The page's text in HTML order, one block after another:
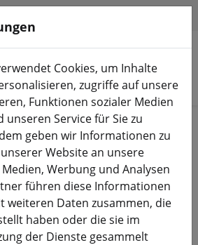
Antennen
HD 5.8GHz FPV
RHCP
Cookies, um Inhalte
zugriffe auf unsere
Funktionen sozialer Medien
Service für Sie zu
geben wir Informationen zu
Website an unsere
Werbung und Analysen
führen diese Informationen
weiteren Daten zusammen, die
haben oder die sie im
der Dienste gesammelt